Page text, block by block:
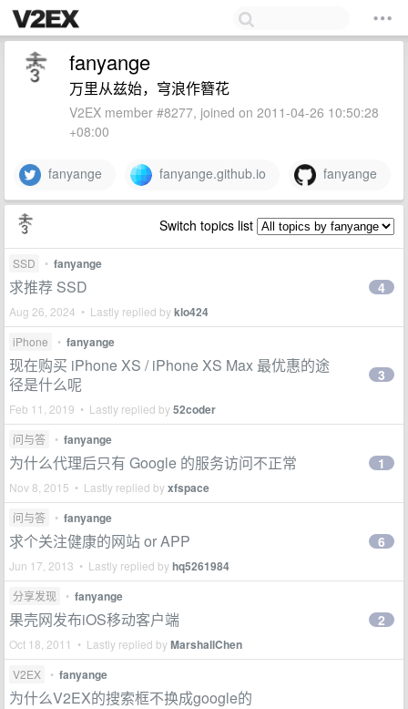
fanyange
万里从兹始，穹浪作簪花
V2EX member #8277, joined on 2011-04-26 10:50:28
+08:00
fanyange fanyange.github.io fanyange
Switch topics list
SSD • fanyange
求推荐 SSD
Aug 26, 2024 • Lastly replied byklo424
4
iPhone • fanyange
现在购买 iPhone XS / iPhone XS Max 最优惠的途
径是什么呢
Feb 11, 2019 • Lastly replied by52coder
3
问与答 • fanyange
为什么代理后只有 Google 的服务访问不正常
Nov 8, 2015 • Lastly replied byxfspace
1
问与答 • fanyange
求个关注健康的网站 or APP
Jun 17, 2013 • Lastly replied byhq5261984
6
分享发现 • fanyange
果壳网发布iOS移动客户端
Oct 18, 2011 • Lastly replied byMarshallChen
2
V2EX • fanyange
为什么V2EX的搜索框不换成google的